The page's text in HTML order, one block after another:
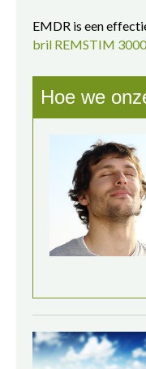
EMDR is een
bril REMSTIM 3000
Hoe we